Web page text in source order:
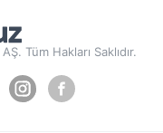
Tüm Hakları Saklıdır.